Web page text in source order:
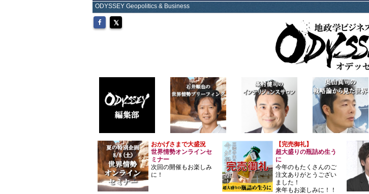
ODYSSEY Geopolitics & Business
おかげさまで大盛況
世界情勢オンラインセ
ミナー
次回の開催もお楽しみ
に！
【完売御礼】
超大盛りの瓶詰め生う
に
今年のもたくさんのご
注文ありがとうござい
ました！
来年もお楽しみに！！